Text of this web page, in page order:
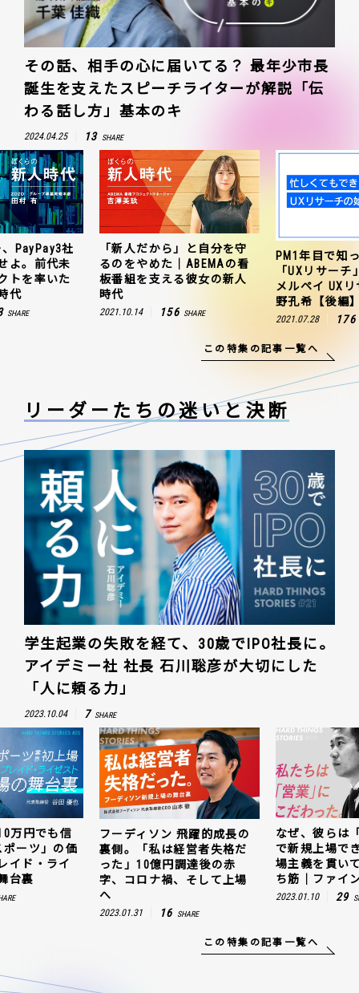
その話、相手の心に届いてる？ 最年少市長
誕生を支えたスピーチライターが解説「伝
わる話し方」基本のキ
2024.04.25 13 SHARE
PayPay3社
よ。前代未
トを率いた
代
SHARE
「新人だから」と自分を守
るのをやめた｜ABEMAの看
板番組を支える彼女の新人
時代
2021.10.14 156 SHARE
PM1年目で知
「UXリサー
メルペイ UX
野孔希【後編
2021.07.28 176
この特集の記事一覧へ
リーダーたちの迷いと決断
学生起業の失敗を経て、30歳でIPO社長に。
アイデミー社 社長 石川聡彦が大切にした
「人に頼る力」
2023.10.04 7 SHARE
万円でも信
ーツ」の価
イド・ライ
台裏
フーディソン 飛躍的成長の
裏側。「私は経営者失格だ
った」10億円調達後の赤
字、コロナ禍、そして上場
へ
2023.01.31 16 SHARE
なぜ、彼らは
で新規上場で
場主義を貫い
ち筋｜ファイ
2023.01.10 29
この特集の記事一覧へ